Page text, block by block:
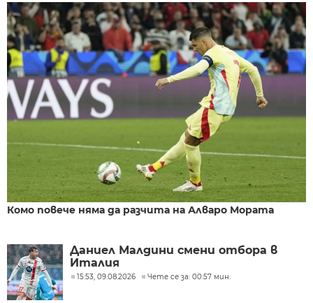
Комо повече няма да разчита на Алваро Мората
Даниел Малдини смени отбора в
Италия
15:53, 09.08.2026 Чете се за: 00:57 мин.